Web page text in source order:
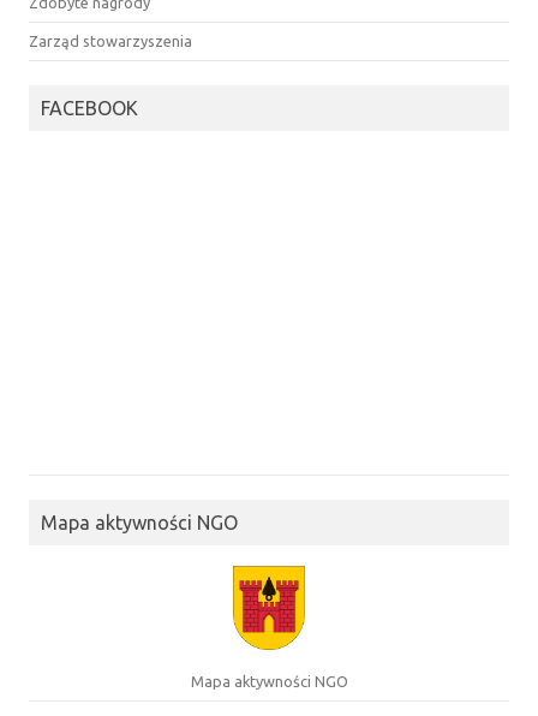
Zarząd stowarzyszenia
FACEBOOK
Mapa aktywności NGO
Mapa aktywności NGO